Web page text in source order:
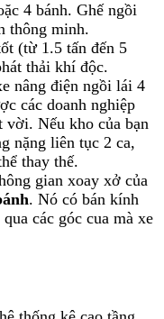
4 bánh. Ghế ngồi
thông minh.
(từ 1.5 tấn đến 5
thải khí độc.
nâng điện ngồi lái 4
các doanh nghiệp
vời. Nếu kho của bạn
nặng liên tục 2 ca,
thay thế.
gian xoay xở của
. Nó có bán kính
các góc cua mà xe